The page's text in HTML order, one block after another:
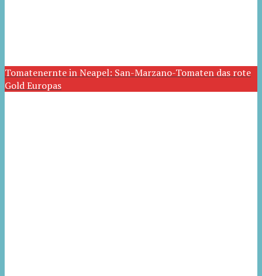
Tomatenernte in Neapel: San-Marzano-Tomaten das rote
Gold Europas